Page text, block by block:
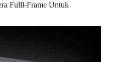
Fulll-Frame Untuk